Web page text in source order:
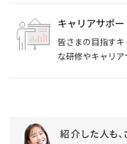
キャリアサポ
皆さまの目指す
な研修やキャリア